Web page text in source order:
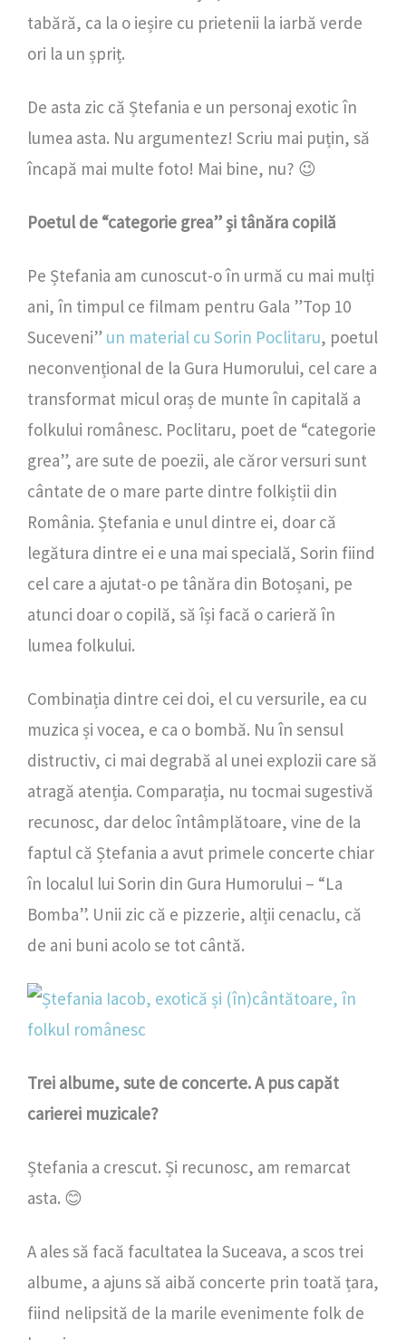
tabără, ca la o ieșire cu prietenii la iarbă verde
ori la un șpriț.
De asta zic că Ștefania e un personaj exotic în
lumea asta. Nu argumentez! Scriu mai puțin, să
încapă mai multe foto! Mai bine, nu? 😉
Poetul de “categorie grea” și tânăra copilă
Pe Ștefania am cunoscut-o în urmă cu mai mulți
ani, în timpul ce filmam pentru Gala ”Top 10
Suceveni” un material cu Sorin Poclitaru, poetul
neconvențional de la Gura Humorului, cel care a
transformat micul oraș de munte în capitală a
folkului românesc. Poclitaru, poet de “categorie
grea”, are sute de poezii, ale căror versuri sunt
cântate de o mare parte dintre folkiștii din
România. Ștefania e unul dintre ei, doar că
legătura dintre ei e una mai specială, Sorin fiind
cel care a ajutat-o pe tânăra din Botoșani, pe
atunci doar o copilă, să își facă o carieră în
lumea folkului.
Combinația dintre cei doi, el cu versurile, ea cu
muzica și vocea, e ca o bombă. Nu în sensul
distructiv, ci mai degrabă al unei explozii care să
atragă atenția. Comparația, nu tocmai sugestivă
recunosc, dar deloc întâmplătoare, vine de la
faptul că Ștefania a avut primele concerte chiar
în localul lui Sorin din Gura Humorului – “La
Bomba”. Unii zic că e pizzerie, alții cenaclu, că
de ani buni acolo se tot cântă.
Trei albume, sute de concerte. A pus capăt
carierei muzicale?
Ștefania a crescut. Și recunosc, am remarcat
asta. 😊
A ales să facă facultatea la Suceava, a scos trei
albume, a ajuns să aibă concerte prin toată țara,
fiind nelipsită de la marile evenimente folk de